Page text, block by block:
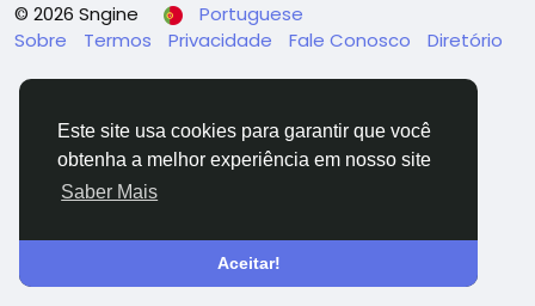
Este site usa cookies para garantir que você
obtenha a melhor experiência em nosso site
Saber Mais
Aceitar!
© 2026 Sngine
Portuguese
Sobre
Termos Privacidade Fale Conosco Diretório